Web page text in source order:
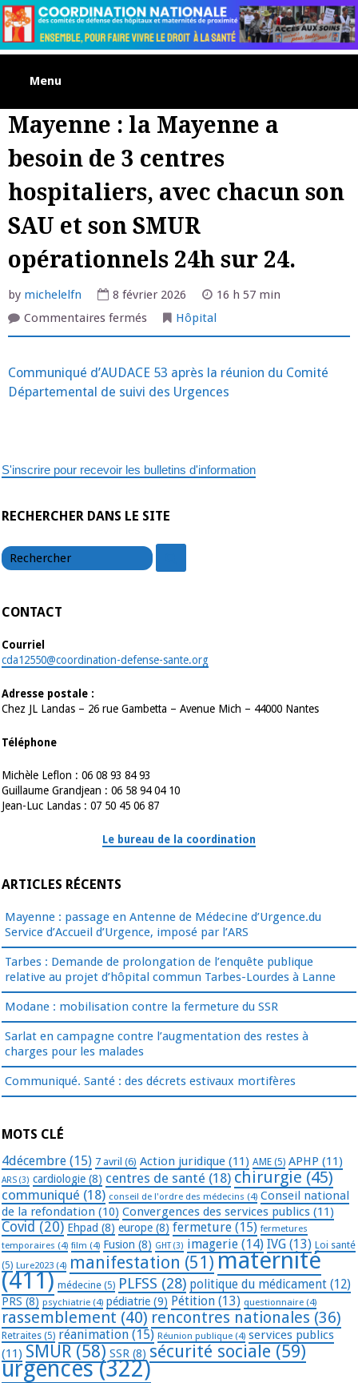
Skip
to
content
Menu
Mayenne : la Mayenne a
besoin de 3 centres
hospitaliers, avec chacun son
SAU et son SMUR
opérationnels 24h sur 24.
by michelelfn 8 février 2026
16 h 57 min
Commentaires ferméssur
Mayenne
:
a
besoin
de
son
SAU
opérationnels
sur
24.
Hôpital
Communiqué d’AUDACE 53 après la réunion du Comité
Départemental de suivi des Urgences
S'inscrire pour recevoir les bulletins d'information
RECHERCHER DANS LE SITE
CONTACT
Courriel
cda12550@coordination-defense-sante.org
Adresse postale :
Chez JL Landas – 26 rue Gambetta – Avenue Mich – 44000 Nantes
Téléphone
Michèle Leflon : 06 08 93 84 93
Guillaume Grandjean : 06 58 94 04 10
Jean-Luc Landas : 07 50 45 06 87
Le bureau de la coordination
ARTICLES RÉCENTS
Mayenne : passage en Antenne de Médecine d’Urgence.du
Service d’Accueil d’Urgence, imposé par l’ARS
Tarbes : Demande de prolongation de l’enquête publique
relative au projet d’hôpital commun Tarbes-Lourdes à Lanne
Modane : mobilisation contre la fermeture du SSR
Sarlat en campagne contre l’augmentation des restes à
charges pour les malades
Communiqué. Santé : des décrets estivaux mortifères
MOTS CLÉ
4décembre (15) 7 avril (6) Action juridique (11) AME (5) APHP (11)
ARS (3) cardiologie (8) centres de santé (18) chirurgie (45)
communiqué (18) conseil de l'ordre des médecins (4) Conseil national
de la refondation (10) Convergences des services publics (11)
Covid (20) Ehpad (8) europe (8) fermeture (15) fermetures
temporaires (4) film (4) Fusion (8) GHT(3) imagerie (14) IVG (13) Loi santé
(5) Lure2023 (4) manifestation (51) maternité
(411) médecine (5) PLFSS (28) politique du médicament (12)
PRS (8) psychiatrie (4) pédiatrie (9) Pétition (13) questionnaire (4)
rassemblement (40) rencontres nationales (36)
Retraites (5) réanimation (15) Réunion publique (4) services publics
(11) SMUR (58) SSR (8) sécurité sociale (59)
urgences(322)